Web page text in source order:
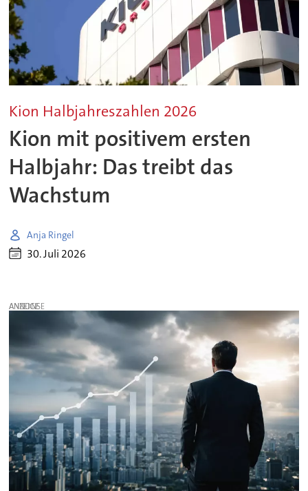
Kion Halbjahreszahlen 2026
Kion mit positivem ersten
Halbjahr: Das treibt das
Wachstum
Anja Ringel
30. Juli 2026
ANZEIGE